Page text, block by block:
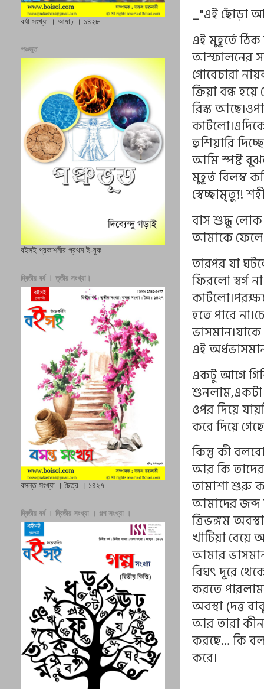
_"এই ছোঁড়া
এই মুহূর্তে
আস্ফালনের
গোবেচারা
ক্রিয়া বন্ধ
রিস্ক
হুশিয়ারি
আমি স্পষ্ট
মুহূর্ত বিলম্ব
স্বেচ্ছামৃত্যু!
বাস শুদ্ধু লোক
আমাকে ফেলে
তারপর যা
ফিরলো স্বর্গ
হতে পারে
এই
একটু আগে
শুনলাম,একটা
ওপর দিয়ে
করে দিয়ে
কিন্তু কী
আর কি তাদের
তামাশা শুরু
আমাদের জব্দ
ত্রিভঙ্গম
খাটিয়া বেয়ে
আমার
বিঘৎ দূরে
করতে পারলাম
অবস্থা (দত্ত
আর তারা
করছে… কি
করে।
বর্ষা সংখ্যা । আষাঢ় । ১৪২৮
পঞ্চভূত
বইসই প্রকাশনীর প্রথম ই-বুক
দ্বিতীয় বর্ষ । তৃতীয় সংখ্যা।
বসন্ত সংখ্যা । চৈত্র । ১৪২৭
দ্বিতীয় বর্ষ । দ্বিতীয় সংখ্যা । গল্প সংখ্যা ।